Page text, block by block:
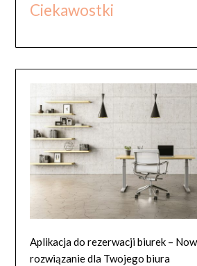
Ciekawostki
Aplikacja do rezerwacji biurek –
rozwiązanie dla Twojego biura